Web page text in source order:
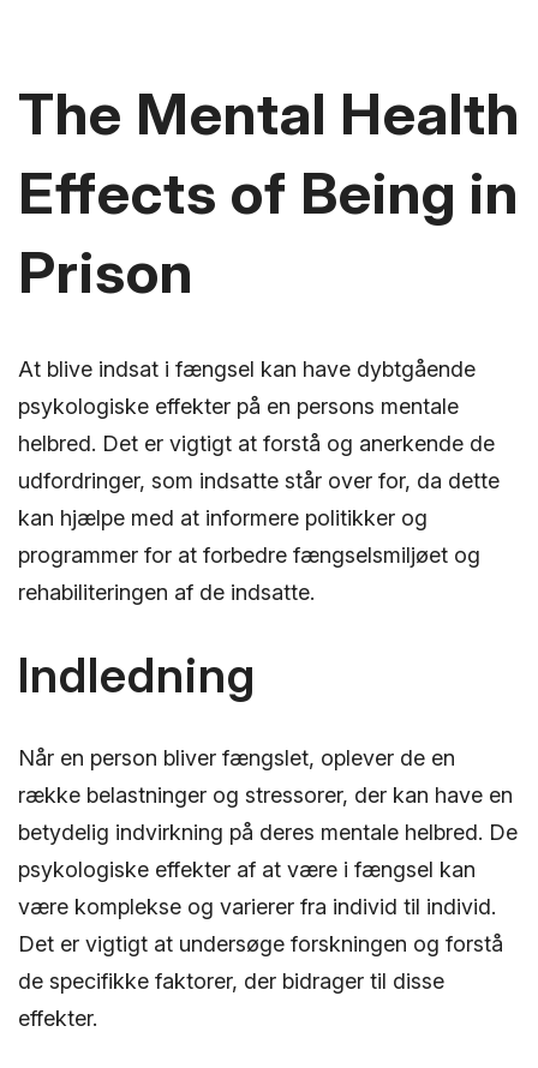
The Mental Health
Effects of Being in
Prison
At blive indsat i fængsel kan have dybtgående
psykologiske effekter på en persons mentale
helbred. Det er vigtigt at forstå og anerkende de
udfordringer, som indsatte står over for, da dette
kan hjælpe med at informere politikker og
programmer for at forbedre fængselsmiljøet og
rehabiliteringen af ​​de indsatte.
Indledning
Når en person bliver fængslet, oplever de en
række belastninger og stressorer, der kan have en
betydelig indvirkning på deres mentale helbred. De
psykologiske effekter af at være i fængsel kan
være komplekse og varierer fra individ til individ.
Det er vigtigt at undersøge forskningen og forstå
de specifikke faktorer, der bidrager til disse
effekter.